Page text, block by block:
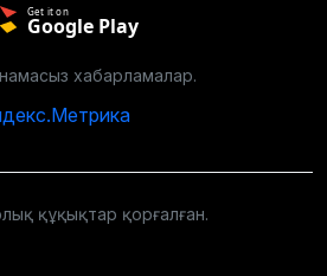
Get it on
Google Play
хабарламалар.
құқықтар қорғалған.